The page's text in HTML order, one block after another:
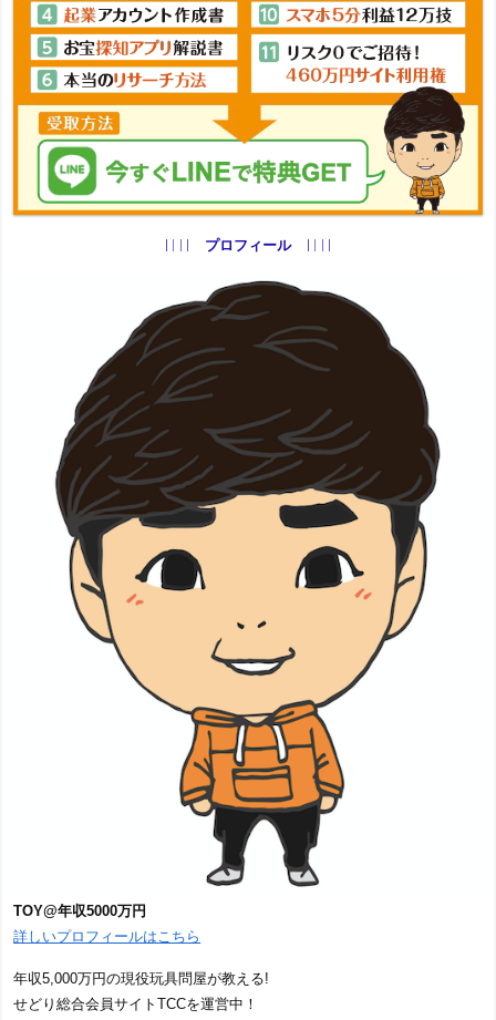
プロフィール
TOY@年収5000万円
詳しいプロフィールはこちら
年収5,000万円の現役玩具問屋が教える!
せどり総合会員サイトTCCを運営中！